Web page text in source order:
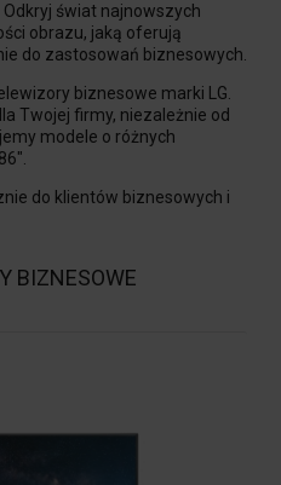
świat najnowszych
obrazu, jaką oferują
do zastosowań biznesowych.
biznesowe marki LG.
Twojej firmy, niezależnie od
modele o różnych
do klientów biznesowych i
BIZNESOWE